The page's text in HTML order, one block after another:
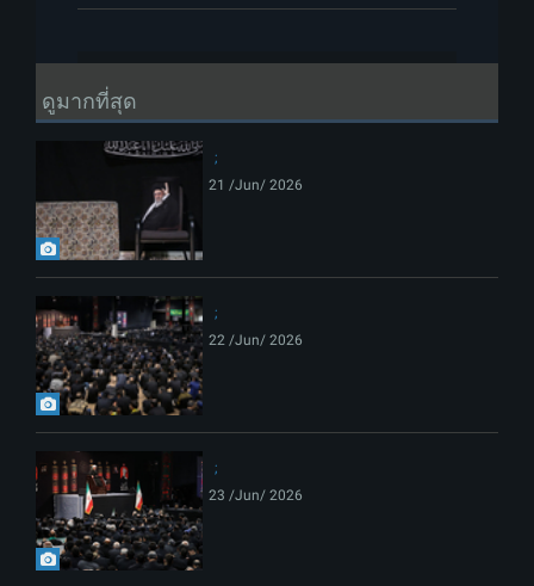
ดูมากที่สุด
21 /Jun/ 2026
22 /Jun/ 2026
23 /Jun/ 2026